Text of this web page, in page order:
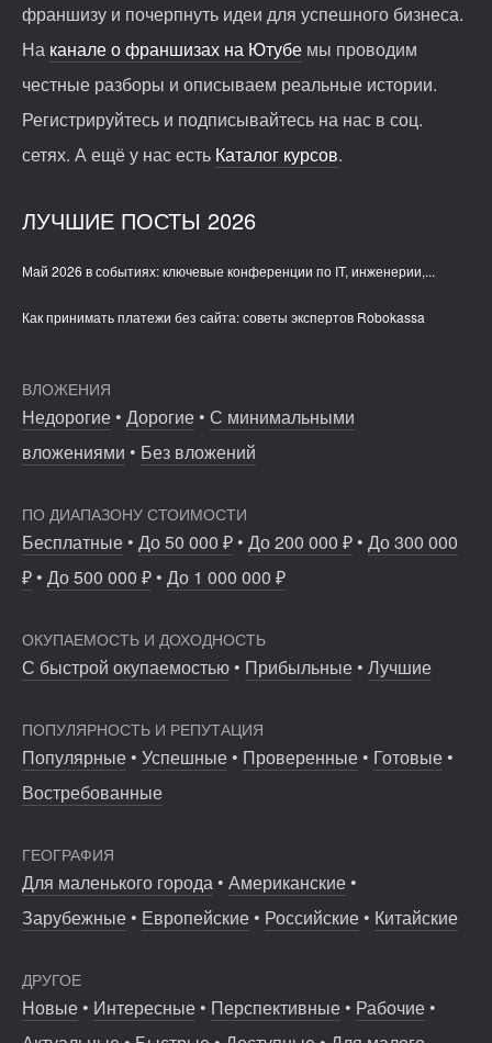
франшизу и почерпнуть идеи для успешного бизнеса.
На канале о франшизах на Ютубе мы проводим
честные разборы и описываем реальные истории.
Регистрируйтесь и подписывайтесь на нас в соц.
сетях. А ещё у нас есть Каталог курсов.
ЛУЧШИЕ ПОСТЫ 2026
Май 2026 в событиях: ключевые конференции по IT, инженерии,...
Как принимать платежи без сайта: советы экспертов Robokassa
ВЛОЖЕНИЯ
Недорогие • Дорогие • С минимальными
вложениями • Без вложений
ПО ДИАПАЗОНУ СТОИМОСТИ
Бесплатные • До 50 000 ₽ • До 200 000 ₽ • До 300 000
₽ • До 500 000 ₽ • До 1 000 000 ₽
ОКУПАЕМОСТЬ И ДОХОДНОСТЬ
С быстрой окупаемостью • Прибыльные • Лучшие
ПОПУЛЯРНОСТЬ И РЕПУТАЦИЯ
Популярные • Успешные • Проверенные • Готовые •
Востребованные
ГЕОГРАФИЯ
Для маленького города • Американские •
Зарубежные • Европейские • Российские • Китайские
ДРУГОЕ
Новые • Интересные • Перспективные • Рабочие •